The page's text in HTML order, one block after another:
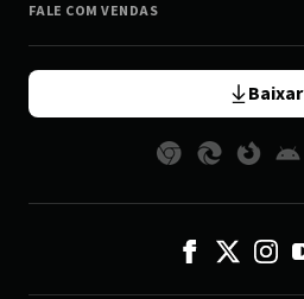
FALE COM VENDAS
Baixar